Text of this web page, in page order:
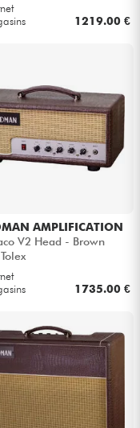
1219.00 €
AMPLIFICATION
V2 Head - Brown
1735.00 €